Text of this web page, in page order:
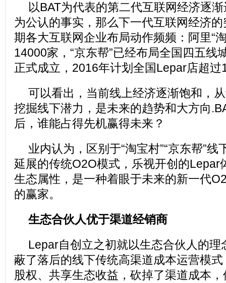
以BAT为代表的第二代互联网经济逐
为公认的事实，那么下一代互联网经济
期各大互联网企业布局动作频频：阿里“
14000家，“京东帮”已经布局全国四五线
正式成立，2016年计划全国Lepar店超过
可以看出，当前线上经济逐渐饱和，
挖掘线下潜力，是未来的趋势和大方向
后，谁能占得先机赢得未来？
业内认为，区别于“淘宝村”“京东帮”
延展的传统O2O模式，乐视开创的Lepar
生态属性，是一种着眼于未来的新一代
的赢家。
生态合伙人优于渠道经销商
Lepar自创立之初就以生态合伙人的理
蔽了落后的线下传统高渠道成本运营模
股权、共享生态收益，砍掉了渠道成本